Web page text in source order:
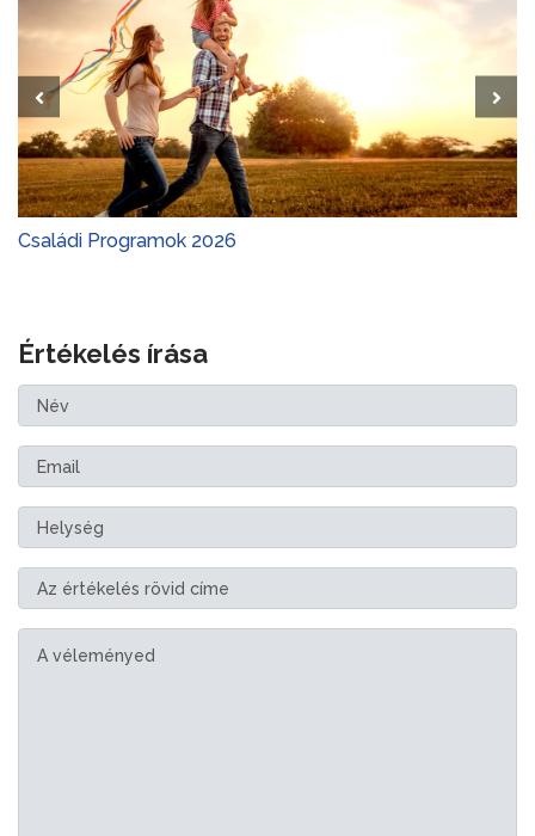
Családi Programok 2026
Értékelés írása